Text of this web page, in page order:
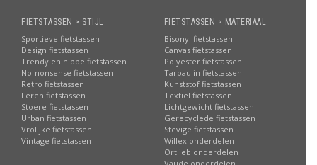
FIETSTASSEN > STIJL
Sportieve fietstassen
Design fietstassen
Trendy en hippe fietstassen
No-nonsense fietstassen
Retro fietstassen
Leren fietstassen
Stoere fietstassen
Urban fietstassen
Vrolijke fietstassen
Vintage fietstassen
FIETSTASSEN > MATERIAAL
Bisonyl fietstassen
Canvas fietstassen
Polyester fietstassen
Tarpaulin fietstassen
Kunststof fietstassen
Textiel fietstassen
Lichtgewicht fietstassen
Gerecyclede fietstassen
Stevige fietstassen
Willex onderdelen
Ortlieb onderdelen